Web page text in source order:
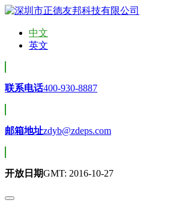
中文
英文
联系电话400-930-8887
邮箱地址zdyb@zdeps.com
开放日期GMT: 2016-10-27